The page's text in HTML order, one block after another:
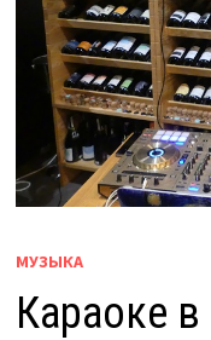
МУЗЫКА
Караоке